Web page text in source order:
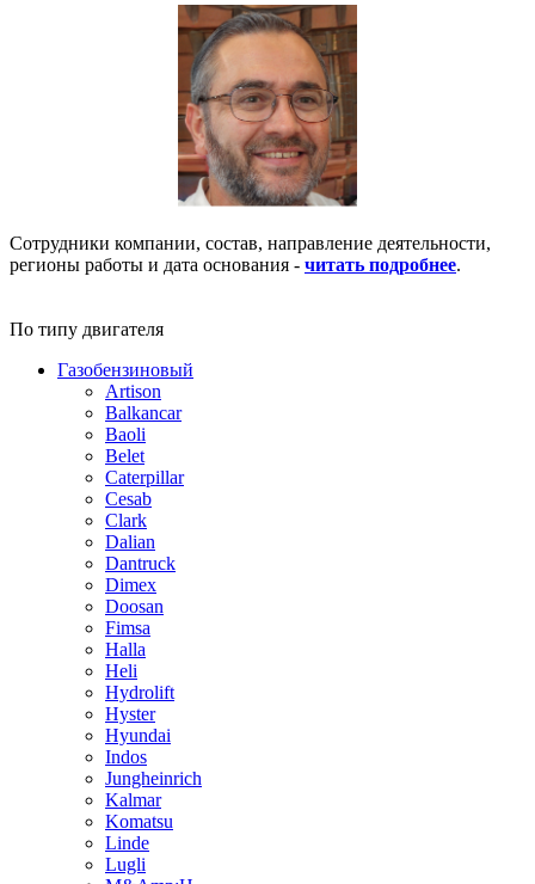
Сотрудники компании, состав, направление деятельности,
регионы работы и дата основания - читать подробнее.
По типу двигателя
Газобензиновый
Artison
Balkancar
Baoli
Belet
Caterpillar
Cesab
Clark
Dalian
Dantruck
Dimex
Doosan
Fimsa
Halla
Heli
Hydrolift
Hyster
Hyundai
Indos
Jungheinrich
Kalmar
Komatsu
Linde
Lugli